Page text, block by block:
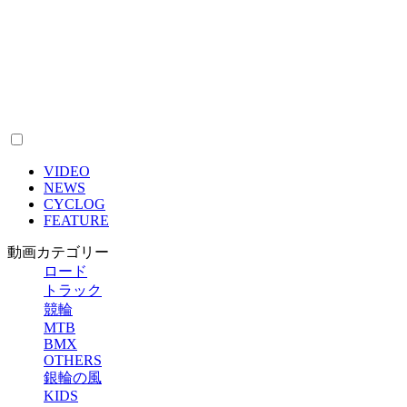
VIDEO
NEWS
CYCLOG
FEATURE
動画カテゴリー
ロード
トラック
競輪
MTB
BMX
OTHERS
銀輪の風
KIDS